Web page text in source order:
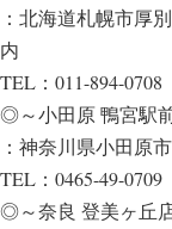
：北海道札幌市厚
内
TEL：011-894-0708
◎～小田原 鴨宮駅
：神奈川県小田原
TEL：0465-49-0709
◎～奈良 登美ヶ丘